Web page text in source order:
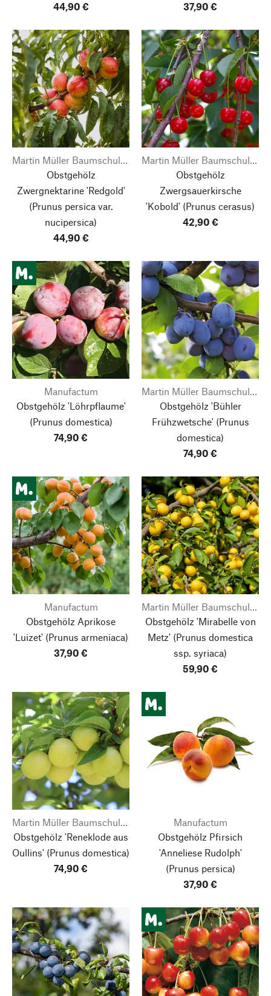
44,90 €
37,90 €
Martin Müller Baumschulen
Obstgehölz
Zwergnektarine 'Redgold'
(Prunus persica var.
nucipersica)
44,90 €
Martin Müller Baumschulen
Obstgehölz
Zwergsauerkirsche
'Kobold' (Prunus cerasus)
42,90 €
Manufactum
Obstgehölz 'Löhrpflaume'
(Prunus domestica)
74,90 €
Martin Müller Baumschulen
Obstgehölz 'Bühler
Frühzwetsche'(Prunus
domestica)
74,90 €
Manufactum
Obstgehölz Aprikose
'Luizet' (Prunus armeniaca)
37,90 €
Martin Müller Baumschulen
Obstgehölz 'Mirabelle von
Metz' (Prunus domestica
ssp. syriaca)
59,90 €
Martin Müller Baumschulen
Obstgehölz 'Reneklode aus
Oullins' (Prunus domestica)
74,90 €
Manufactum
Obstgehölz Pfirsich
'Anneliese Rudolph'
(Prunus persica)
37,90 €